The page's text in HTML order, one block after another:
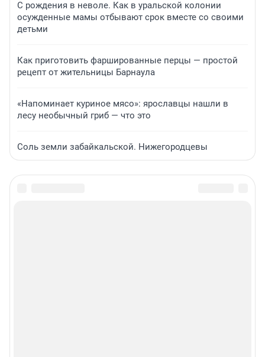
С рождения в неволе. Как в уральской колонии
осужденные мамы отбывают срок вместе со своими
детьми
Как приготовить фаршированные перцы — простой
рецепт от жительницы Барнаула
«Напоминает куриное мясо»: ярославцы нашли в
лесу необычный гриб — что это
Соль земли забайкальской. Нижегородцевы